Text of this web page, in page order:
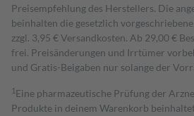
Preisempfehlung des Herstellers. Die
beinhalten die gesetzlich
zzgl. 3,95 € Versandkosten. Ab 29,00 €
frei. Preisänderungen und Irrtümer
und Gratis-Beigaben nur solange der
1 Eine pharmazeutische Prüfung der
Produkte in deinem Warenkorb